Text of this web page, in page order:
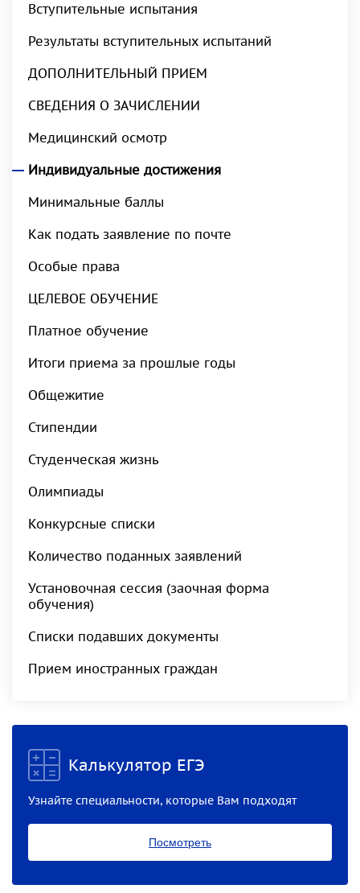
Вступительные испытания
Результаты вступительных испытаний
ДОПОЛНИТЕЛЬНЫЙ ПРИЕМ
СВЕДЕНИЯ О ЗАЧИСЛЕНИИ
Медицинский осмотр
Индивидуальные достижения
Минимальные баллы
Как подать заявление по почте
Особые права
ЦЕЛЕВОЕ ОБУЧЕНИЕ
Платное обучение
Итоги приема за прошлые годы
Общежитие
Стипендии
Студенческая жизнь
Олимпиады
Конкурсные списки
Количество поданных заявлений
Установочная сессия (заочная форма
обучения)
Списки подавших документы
Прием иностранных граждан
Калькулятор ЕГЭ
Узнайте специальности, которые Вам подходят
Посмотреть